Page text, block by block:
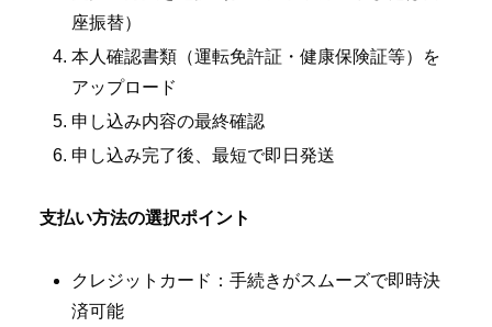
座振替）
本人確認書類（運転免許証・健康保険証等）を
アップロード
申し込み内容の最終確認
申し込み完了後、最短で即日発送
支払い方法の選択ポイント
クレジットカード：手続きがスムーズで即時決
済可能